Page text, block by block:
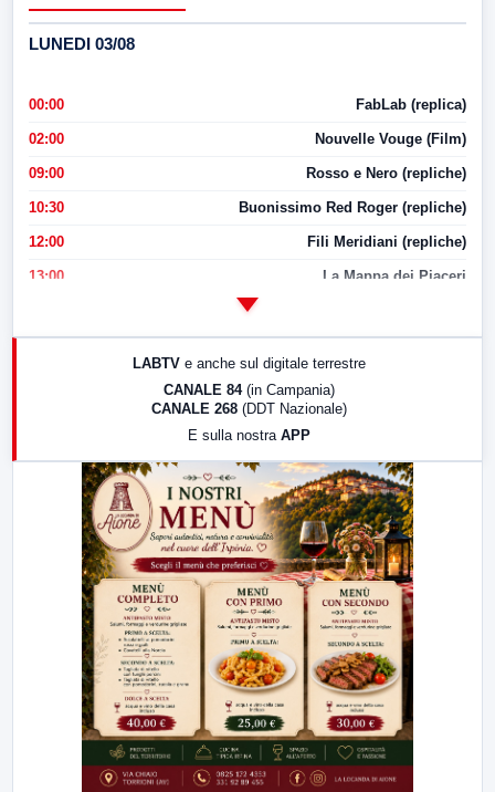
LUNEDI 03/08
00:00 FabLab (replica)
02:00 Nouvelle Vouge (Film)
09:00 Rosso e Nero (repliche)
10:30 Buonissimo Red Roger (repliche)
12:00 Fili Meridiani (repliche)
13:00 La Mappa dei Piaceri
LabNews (replica)
LABTV e anche sul digitale terrestre
CANALE 84 (in Campania)
CANALE 268 (DDT Nazionale)
E sulla nostra APP